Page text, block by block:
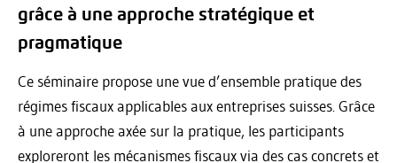
grâce à une approche stratégique et
pragmatique
Ce séminaire propose une vue d’ensemble pratique des
régimes fiscaux applicables aux entreprises suisses. Grâce
à une approche axée sur la pratique, les participants
exploreront les mécanismes fiscaux via des cas concrets et